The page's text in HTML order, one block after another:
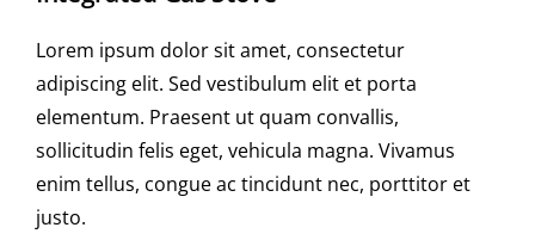
Lorem ipsum dolor sit amet, consectetur
adipiscing elit. Sed vestibulum elit et porta
elementum. Praesent ut quam convallis,
sollicitudin felis eget, vehicula magna. Vivamus
enim tellus, congue ac tincidunt nec, porttitor et
justo.